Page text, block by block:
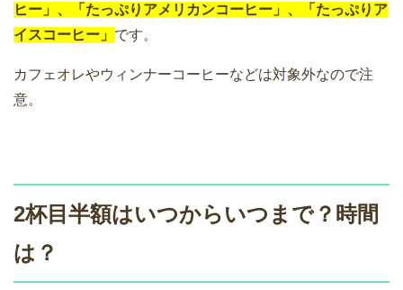
ヒー」、「たっぷりアメリカンコーヒー」、「たっぷりア
イスコーヒー」 です。
カフェオレやウィンナーコーヒーなどは対象外なので注
意。
2杯目半額はいつからいつまで？時間
は？